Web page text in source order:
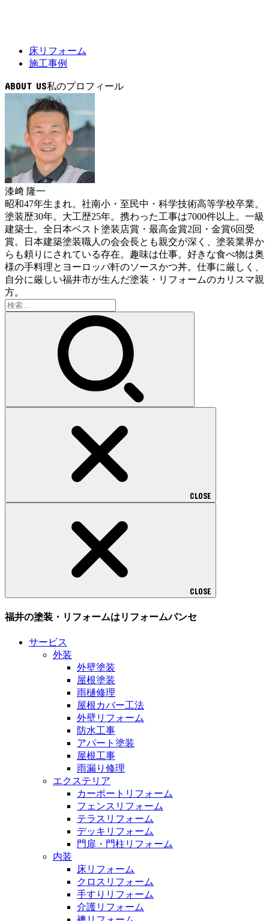
床リフォーム
施工事例
ABOUT US
漆﨑 隆一
昭和47年生まれ。社南小・至民中・科学技術高等学校卒業。
塗装歴30年。大工歴25年。携わった工事は7000件以上。一級
建築士。全日本ベスト塗装店賞・最高金賞2回・金賞6回受
賞。日本建築塗装職人の会会長とも親交が深く、塗装業界か
らも頼りにされている存在。趣味は仕事。好きな食べ物は奥
様の手料理とヨーロッパ軒のソースかつ丼。仕事に厳しく、
自分に厳しい福井市が生んだ塗装・リフォームのカリスマ親
方。
検
索:
CLOSE
CLOSE
福井の塗装・リフォームはリフォームパンセ
サービス
外装
外壁塗装
屋根塗装
雨樋修理
屋根カバー工法
外壁リフォーム
防水工事
アパート塗装
屋根工事
雨漏り修理
エクステリア
カーポートリフォーム
フェンスリフォーム
テラスリフォーム
デッキリフォーム
門扉・門柱リフォーム
内装
床リフォーム
クロスリフォーム
手すりリフォーム
介護リフォーム